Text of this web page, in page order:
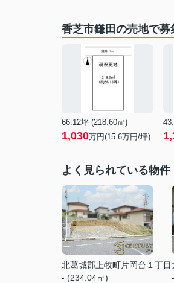
香芝市鎌田の売地で募
66.12坪 (218.60㎡)
1,030万円(15.6万円/坪)
よく見られている物件
北葛城郡上牧町片岡台１丁目
- (234.04㎡)